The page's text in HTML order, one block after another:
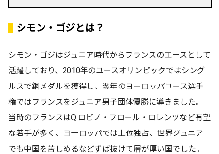
シモン・ゴジとは？
シモン・ゴジはジュニア時代からフランスのエースとして
活躍しており、2010年のユースオリンピックではシング
ルスで銅メダルを獲得し、翌年のヨーロッパユース選手
権ではフランスをジュニア男子団体優勝に導きました。
当時のフランスはQ.ロビノ・フロール・ロレンツなど有望
な若手が多く、ヨーロッパでは上位独占、世界ジュニア
でも中国を苦しめるなどずば抜けて層が厚い国でした。